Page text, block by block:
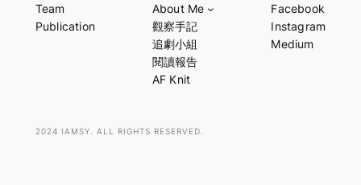
r
Team
Publication
About Me
觀察手記
追劇小組
閱讀報告
AF Knit
Facebook
Instagram
Medium
2024 IAMSY. ALL RIGHTS RESERVED.